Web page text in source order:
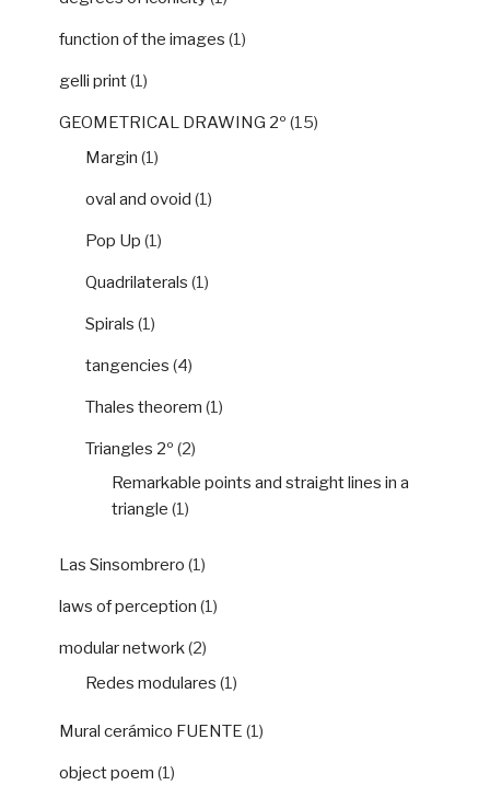
function of the images (1)
gelli print(1)
GEOMETRICAL DRAWING 2º (15)
Margin (1)
oval and ovoid (1)
Pop Up (1)
Quadrilaterals (1)
Spirals (1)
tangencies (4)
Thales theorem (1)
Triangles 2º (2)
Remarkable points and straight lines in a
triangle (1)
Las Sinsombrero (1)
laws of perception (1)
modular network(2)
Redes modulares (1)
Mural cerámico FUENTE (1)
object poem (1)